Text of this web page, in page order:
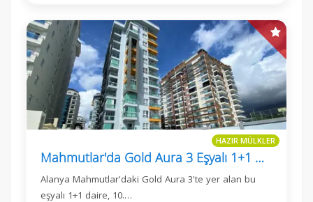
HAZIR MÜLKLER
Mahmutlar'da Gold Aura 3 Eşyalı 1+1 Daire
Alanya Mahmutlar'daki Gold Aura 3'te yer alan bu
eşyalı 1+1 daire, 10.…